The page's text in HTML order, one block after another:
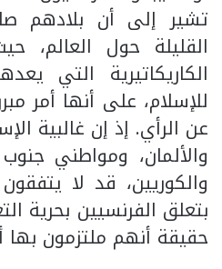
تشير إلى أن بلادهم
القليلة حول العالم،
الكاريكاتيرية التي
للإسلام، على أنها أمر
عن الرأي. إذ إن غالبية
والألمان، ومواطني جنوب
والكوريين، قد لا
بتعلق الفرنسيين بحرية
حقيقة أنهم ملتزمون بها